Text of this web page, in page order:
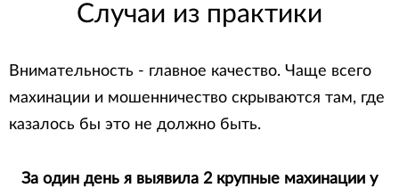
Случаи из практики
Внимательность - главное качество. Чаще всего
махинации и мошенничество скрываются там, где
казалось бы это не должно быть.
За один день я выявила 2 крупные махинации у